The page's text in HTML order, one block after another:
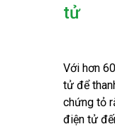
tử
Với hơn
tử để
chứng tỏ
điện tử